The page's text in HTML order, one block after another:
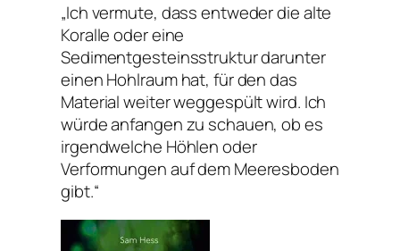
„Ich vermute, dass entweder die alte
Koralle oder eine
Sedimentgesteinsstruktur darunter
einen Hohlraum hat, für den das
Material weiter weggespült wird. Ich
würde anfangen zu schauen, ob es
irgendwelche Höhlen oder
Verformungen auf dem Meeresboden
gibt.“